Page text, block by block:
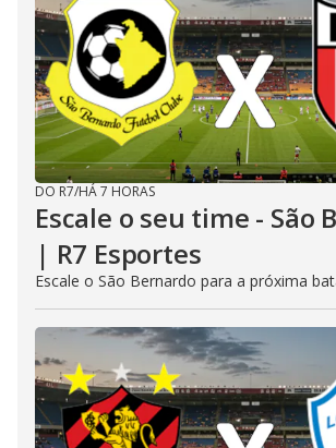
DO R7/HÁ 7 HORAS
Escale o seu time - São
| R7 Esportes
Escale o São Bernardo para a próxima